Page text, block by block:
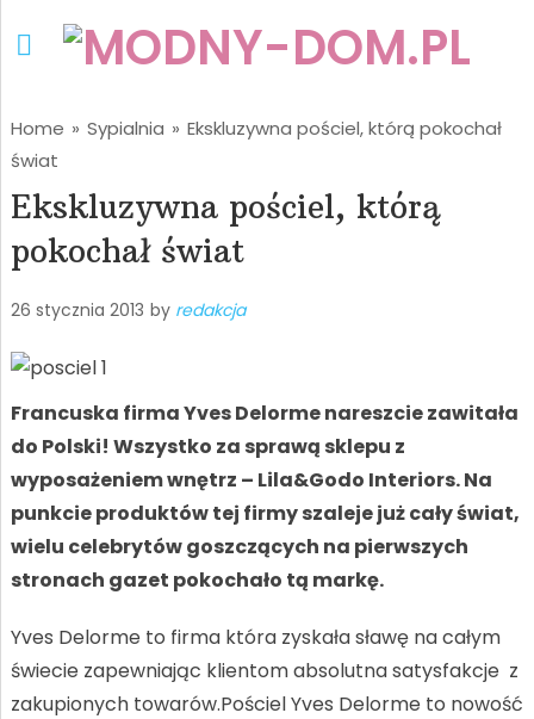
Home » Sypialnia » Ekskluzywna pościel, którą pokochał
świat
Ekskluzywna pościel, którą
pokochał świat
26 stycznia 2013 by redakcja
Francuska firma Yves Delorme nareszcie zawitała
do Polski! Wszystko za sprawą sklepu z
wyposażeniem wnętrz – Lila&Godo Interiors. Na
punkcie produktów tej firmy szaleje już cały świat,
wielu celebrytów goszczących na pierwszych
stronach gazet pokochało tą markę.
Yves Delorme to firma która zyskała sławę na całym
świecie zapewniając klientom absolutna satysfakcje z
zakupionych towarów.Pościel Yves Delorme to nowość